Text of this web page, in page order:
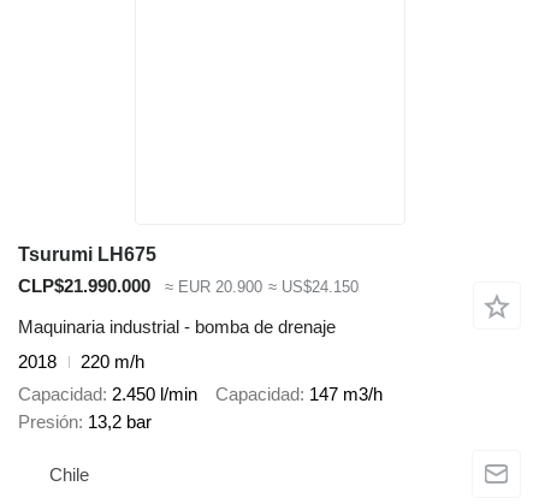
Tsurumi LH675
CLP$21.990.000
≈ EUR 20.900 ≈ US$24.150
Maquinaria industrial - bomba de drenaje
2018
220 m/h
Capacidad 2.450 l/min Capacidad 147 m3/h
Presión 13,2 bar
Chile